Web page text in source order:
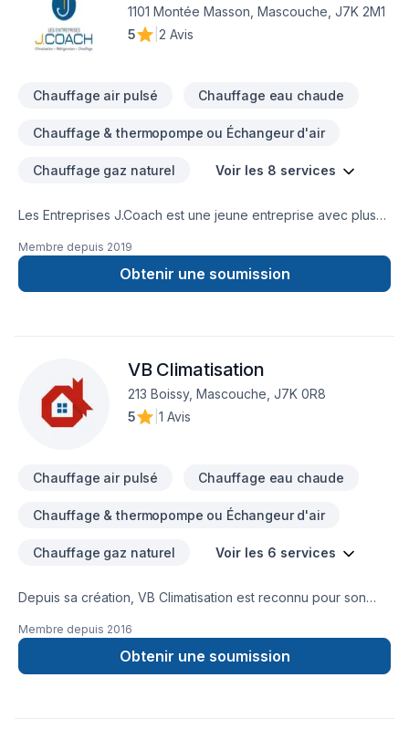
d'exception, centré sur vos besoins et vos aspirations.
1101 Montée Masson, Mascouche, J7K 2M1
5
2 Avis
Chauffage air pulsé Chauffage eau chaude
Chauffage & thermopompe ou Échangeur d'air
Chauffage gaz naturel Voir les 8 services
Les Entreprises J.Coach est une jeune entreprise avec plus
chauffage. Le professionnalisme de notre équipe est l'un de
nos meilleurs atouts. Nous accompagnons notre clientèle
dans leur démarche jusqu'au bout, tout en les conseillants
Membre depuis 2019
Obtenir une soumission
VB Climatisation
213 Boissy, Mascouche, J7K 0R8
5
1 Avis
Chauffage air pulsé Chauffage eau chaude
Chauffage & thermopompe ou Échangeur d'air
Chauffage gaz naturel Voir les 6 services
Depuis sa création, VB Climatisation est reconnu pour son
Nous desservons Lanaudière,Laurentides,Laval,Montréal
avec passion et professionnalisme. Nous croyons en
l'importance d'une approche personnalisée, adaptée à
Membre depuis 2016
Obtenir une soumission